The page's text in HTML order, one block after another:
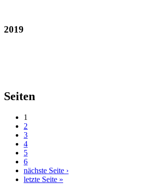
2019
Seiten
1
2
3
4
5
6
nächste Seite ›
letzte Seite »